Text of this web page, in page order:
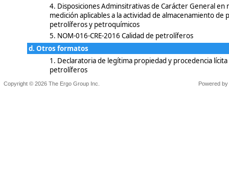
4. Disposiciones Adminsitrativas de Carácter General en
medición aplicables a la actividad de almacenamiento de
petrolíferos y petroquímicos
5. NOM-016-CRE-2016 Calidad de petrolíferos
d. Otros formatos
1. Declaratoria de legítima propiedad y procedencia lícita
petrolíferos
Copyright © 2026 The Ergo Group Inc. Powered by